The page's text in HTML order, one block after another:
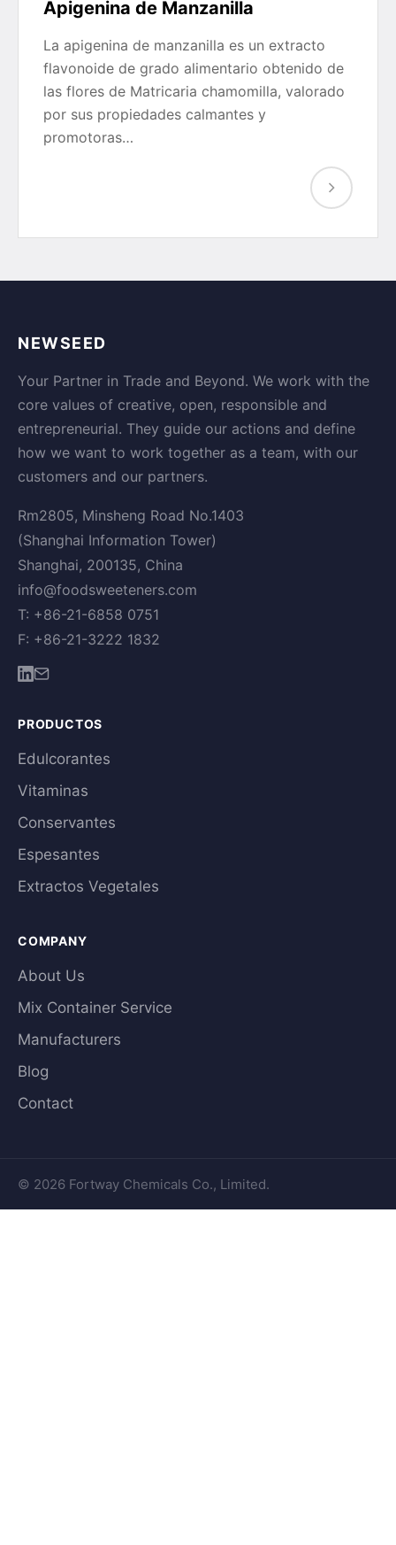
Apigenina de Manzanilla
La apigenina de manzanilla es un extracto
flavonoide de grado alimentario obtenido de
las flores de Matricaria chamomilla, valorado
por sus propiedades calmantes y
promotoras…
NEWSEED
Your Partner in Trade and Beyond. We work with the
core values of creative, open, responsible and
entrepreneurial. They guide our actions and define
how we want to work together as a team, with our
customers and our partners.
Rm2805, Minsheng Road No.1403
(Shanghai Information Tower)
Shanghai, 200135, China
info@foodsweeteners.com
T: +86-21-6858 0751
F: +86-21-3222 1832
PRODUCTOS
Edulcorantes
Vitaminas
Conservantes
Espesantes
Extractos Vegetales
COMPANY
About Us
Mix Container Service
Manufacturers
Blog
Contact
© 2026 Fortway Chemicals Co., Limited.